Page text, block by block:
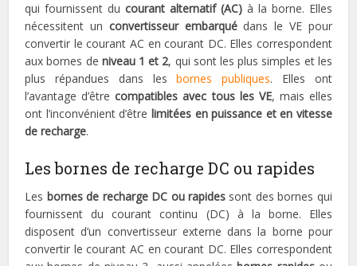
qui fournissent ducourant alternatif (AC) à la borne. Elles
nécessitent un convertisseur embarquédans le VE pour
convertir le courant AC en courant DC. Elles correspondent
aux bornes de niveau 1 et 2, qui sont les plus simples et les
plus répandues dans lesbornes publiques. Elles ont
l’avantage d’êtrecompatibles avec tous les VE, mais elles
ont l’inconvénient d’être limitées en puissance et en vitesse
de recharge.
Les bornes de recharge DC ou rapides
Les bornes de recharge DC ou rapidessont des bornes qui
fournissent du courant continu (DC) à la borne. Elles
disposent d’un convertisseur externe dans la borne pour
convertir le courant AC en courant DC. Elles correspondent